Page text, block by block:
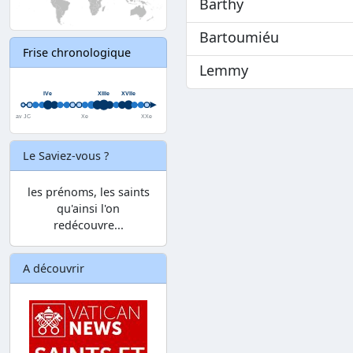
Frise chronologique
Le Saviez-vous ?
les prénoms, les saints
qu'ainsi l'on
redécouvre...
A découvrir
Barthy
Bartoumiéu
Lemmy